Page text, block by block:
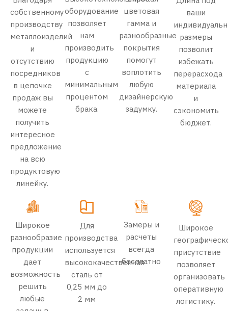
собственному
производству
металлоизделий
и
отсутствию
посредников
в цепочке
продаж вы
можете
получить
интересное
предложение
на всю
продуктовую
линейку.
оборудование
позволяет
нам
производить
продукцию
с
минимальным
процентом
брака.
цветовая
гамма и
разнообразные
покрытия
помогут
воплотить
любую
дизайнерскую
задумку.
ваши
размеры
позволит
избежать
перерасхода
материала
и
сэкономить
бюджет.
Широкое
разнообразие
продукции
дает
возможность
решить
любые
Для
производства
используется
высококачественная
сталь от
0,25 мм до
2 мм
Замеры и
расчеты
всегда
бесплатно
Широкое
присутствие
позволяет
организовать
оперативную
логистику.